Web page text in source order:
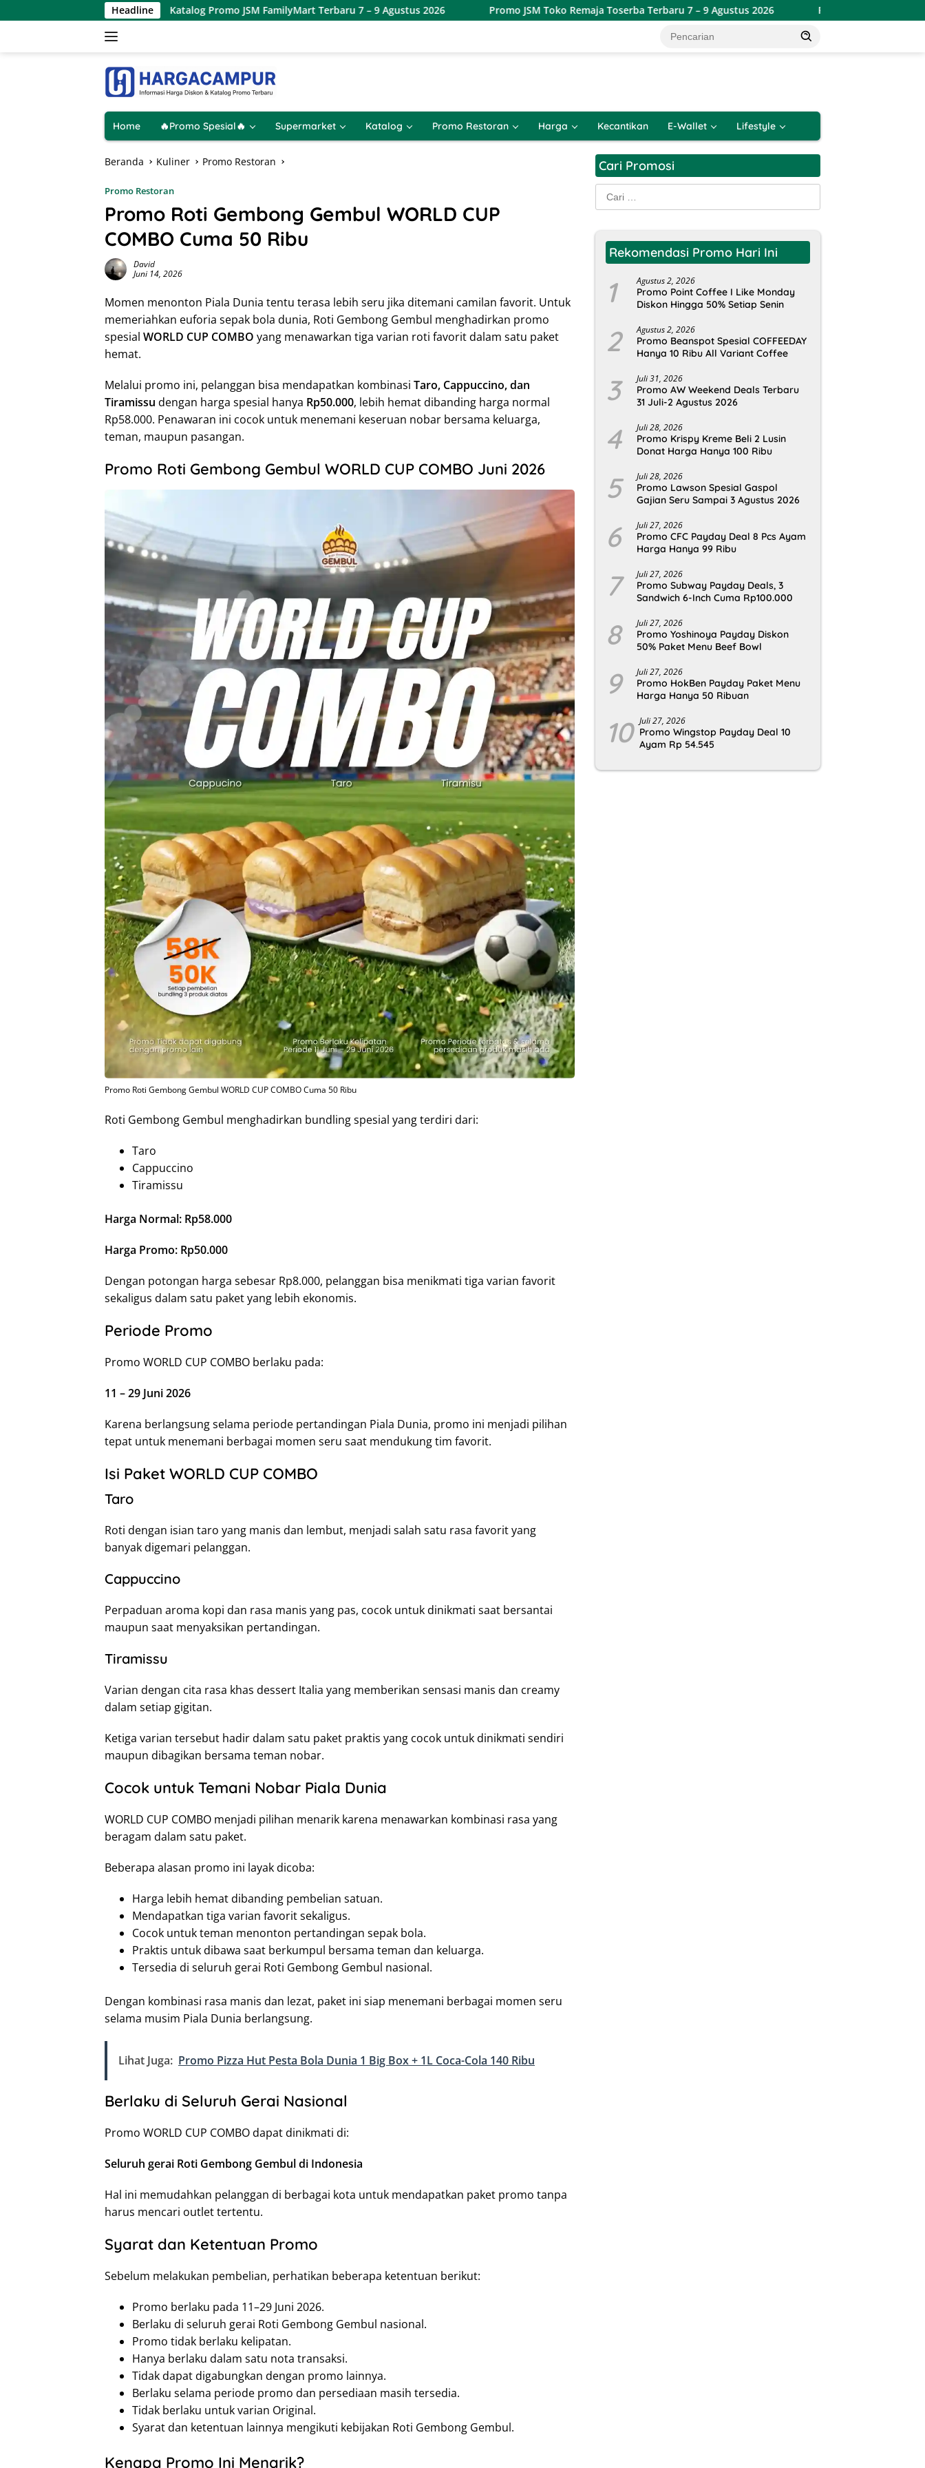
ke
Headline
Katalog Promo JSM FamilyMart Terbaru 7 – 9 Agustus 2026 Promo JSM Toko Remaja Toserba Terbaru 7 – 9 Agustus 2026 Promo Lotte Grosir Weekend Terbaru
Home 🔥Promo Spesial🔥 Supermarket Katalog Promo Restoran Harga Kecantikan E-Wallet Lifestyle
Beranda Kuliner Promo Restoran
Promo Restoran
Promo Roti Gembong Gembul WORLD CUP
COMBO Cuma 50 Ribu
David
Juni 14, 2026
Momen menonton Piala Dunia tentu terasa lebih seru jika ditemani camilan favorit. Untuk
memeriahkan euforia sepak bola dunia, Roti Gembong Gembul menghadirkan promo
spesial WORLD CUP COMBO yang menawarkan tiga varian roti favorit dalam satu paket
hemat.
Melalui promo ini, pelanggan bisa mendapatkan kombinasi Taro, Cappuccino, dan
Tiramissu dengan harga spesial hanya Rp50.000, lebih hemat dibanding harga normal
Rp58.000. Penawaran ini cocok untuk menemani keseruan nobar bersama keluarga,
teman, maupun pasangan.
Promo Roti Gembong Gembul WORLD CUP COMBO Juni 2026
Promo Roti Gembong Gembul WORLD CUP COMBO Cuma 50 Ribu
Roti Gembong Gembul menghadirkan bundling spesial yang terdiri dari:
Taro
Cappuccino
Tiramissu
Harga Normal: Rp58.000
Harga Promo: Rp50.000
Dengan potongan harga sebesar Rp8.000, pelanggan bisa menikmati tiga varian favorit
sekaligus dalam satu paket yang lebih ekonomis.
Periode Promo
Promo WORLD CUP COMBO berlaku pada:
11 – 29 Juni 2026
Karena berlangsung selama periode pertandingan Piala Dunia, promo ini menjadi pilihan
tepat untuk menemani berbagai momen seru saat mendukung tim favorit.
Isi Paket WORLD CUP COMBO
Taro
Roti dengan isian taro yang manis dan lembut, menjadi salah satu rasa favorit yang
banyak digemari pelanggan.
Cappuccino
Perpaduan aroma kopi dan rasa manis yang pas, cocok untuk dinikmati saat bersantai
maupun saat menyaksikan pertandingan.
Tiramissu
Varian dengan cita rasa khas dessert Italia yang memberikan sensasi manis dan creamy
dalam setiap gigitan.
Ketiga varian tersebut hadir dalam satu paket praktis yang cocok untuk dinikmati sendiri
maupun dibagikan bersama teman nobar.
Cocok untuk Temani Nobar Piala Dunia
WORLD CUP COMBO menjadi pilihan menarik karena menawarkan kombinasi rasa yang
beragam dalam satu paket.
Beberapa alasan promo ini layak dicoba:
Harga lebih hemat dibanding pembelian satuan.
Mendapatkan tiga varian favorit sekaligus.
Cocok untuk teman menonton pertandingan sepak bola.
Praktis untuk dibawa saat berkumpul bersama teman dan keluarga.
Tersedia di seluruh gerai Roti Gembong Gembul nasional.
Dengan kombinasi rasa manis dan lezat, paket ini siap menemani berbagai momen seru
selama musim Piala Dunia berlangsung.
Lihat Juga: Promo Pizza Hut Pesta Bola Dunia 1 Big Box + 1L Coca-Cola 140 Ribu
Berlaku di Seluruh Gerai Nasional
Promo WORLD CUP COMBO dapat dinikmati di:
Seluruh gerai Roti Gembong Gembul di Indonesia
Hal ini memudahkan pelanggan di berbagai kota untuk mendapatkan paket promo tanpa
harus mencari outlet tertentu.
Syarat dan Ketentuan Promo
Sebelum melakukan pembelian, perhatikan beberapa ketentuan berikut:
Promo berlaku pada 11–29 Juni 2026.
Berlaku di seluruh gerai Roti Gembong Gembul nasional.
Promo tidak berlaku kelipatan.
Hanya berlaku dalam satu nota transaksi.
Tidak dapat digabungkan dengan promo lainnya.
Berlaku selama periode promo dan persediaan masih tersedia.
Tidak berlaku untuk varian Original.
Syarat dan ketentuan lainnya mengikuti kebijakan Roti Gembong Gembul.
Kenapa Promo Ini Menarik?
Cari Promosi
Cari
untuk:
Rekomendasi Promo Hari Ini
1 Agustus 2, 2026
Promo Point Coffee I Like Monday
Diskon Hingga 50% Setiap Senin
2 Agustus 2, 2026
Promo Beanspot Spesial COFFEEDAY
Hanya 10 Ribu All Variant Coffee
3 Juli 31, 2026
Promo AW Weekend Deals Terbaru
31 Juli-2 Agustus 2026
4 Juli 28, 2026
Promo Krispy Kreme Beli 2 Lusin
Donat Harga Hanya 100 Ribu
5 Juli 28, 2026
Promo Lawson Spesial Gaspol
Gajian Seru Sampai 3 Agustus 2026
6 Juli 27, 2026
Promo CFC Payday Deal 8 Pcs Ayam
Harga Hanya 99 Ribu
7 Juli 27, 2026
Promo Subway Payday Deals, 3
Sandwich 6-Inch Cuma Rp100.000
8 Juli 27, 2026
Promo Yoshinoya Payday Diskon
50% Paket Menu Beef Bowl
9 Juli 27, 2026
Promo HokBen Payday Paket Menu
Harga Hanya 50 Ribuan
10 Juli 27, 2026
Promo Wingstop Payday Deal 10
Ayam Rp 54.545